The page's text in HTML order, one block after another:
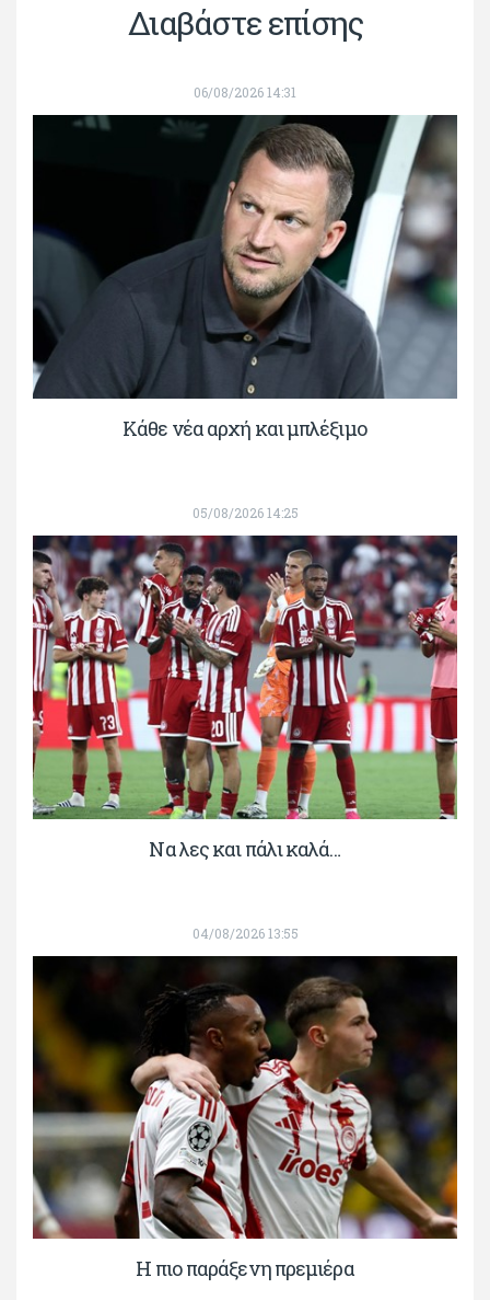
Διαβάστε επίσης
06/08/2026 14:31
Κάθε νέα αρχή και μπλέξιμο
05/08/2026 14:25
Να λες και πάλι καλά…
04/08/2026 13:55
H πιο παράξενη πρεμιέρα